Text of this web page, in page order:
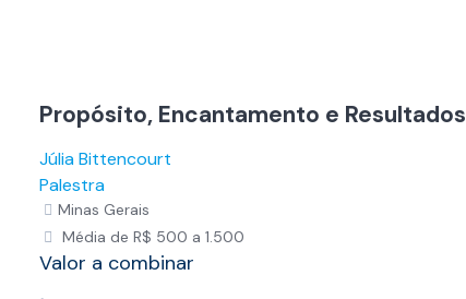
Propósito, Encantamento e Resultados
Júlia Bittencourt
Palestra
Minas Gerais
Média de R$ 500 a 1.500
Valor a combinar